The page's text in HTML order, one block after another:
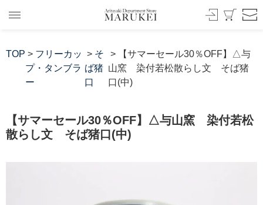
TOP > フリーカッ
プ・タンブラ
ー
> そ
ば猪
口
> 【サマーセール30％OFF】△与
山窯 染付若松散らし文 そば猪
口(中)
【サマーセール30％OFF】△与山窯 染付若松
散らし文 そば猪口(中)